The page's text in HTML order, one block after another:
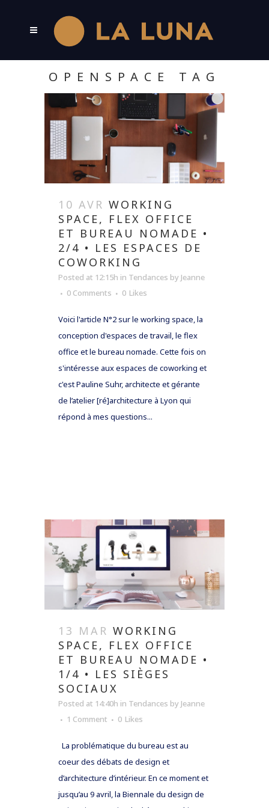
OPENSPACE TAG
10 AVR WORKING
SPACE, FLEX OFFICE
ET BUREAU NOMADE •
2/4 • LES ESPACES DE
COWORKING
Posted at 12:15h in Tendances by Jeanne
0 Comments
0 Likes
Voici l'article N°2 sur le working space, la
conception d'espaces de travail, le flex
office et le bureau nomade. Cette fois on
s'intéresse aux espaces de coworking et
c'est Pauline Suhr, architecte et gérante
de l’atelier [ré]architecture à Lyon qui
répond à mes questions...
13 MAR WORKING
SPACE, FLEX OFFICE
ET BUREAU NOMADE •
1/4 • LES SIÈGES
SOCIAUX
Posted at 14:40h in Tendances by Jeanne
1 Comment
0 Likes
La problématique du bureau est au
coeur des débats de design et
d’architecture d’intérieur. En ce moment et
jusqu’au 9 avril, la Biennale du design de